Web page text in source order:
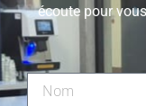
écoute pour